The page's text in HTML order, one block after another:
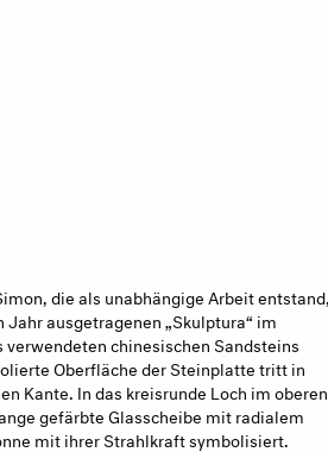
die als unabhängige Arbeit entstand,
ausgetragenen „Skulptura“ im
chinesischen Sandsteins
Oberfläche der Steinplatte tritt in
Kante. In das kreisrunde Loch im oberen
gefärbte Glasscheibe mit radialem
mit ihrer Strahlkraft symbolisiert.